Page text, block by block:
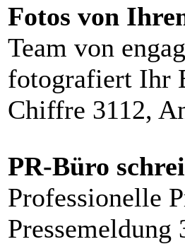
Fotos von
Team von
fotografiert Ihr
Chiffre 3112,
PR-Büro
Professionelle
Pressemeldung